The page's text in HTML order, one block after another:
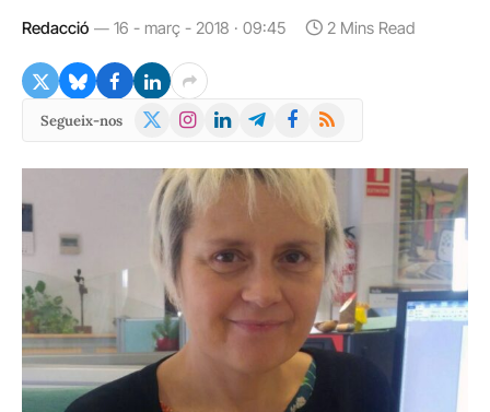
Redacció 16 - març - 2018 · 09:45 2 Mins Read
Segueix-nos
X
Instagram
LinkedInTelegramFacebook
RSS